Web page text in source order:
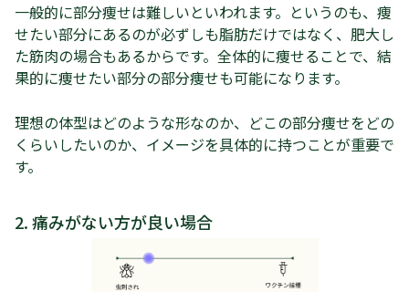
一般的に部分痩せは難しいといわれます。というのも、痩
せたい部分にあるのが必ずしも脂肪だけではなく、肥大し
た筋肉の場合もあるからです。全体的に痩せることで、結
果的に痩せたい部分の部分痩せも可能になります。
理想の体型はどのような形なのか、どこの部分痩せをどの
くらいしたいのか、イメージを具体的に持つことが重要で
す。
2. 痛みがない方が良い場合